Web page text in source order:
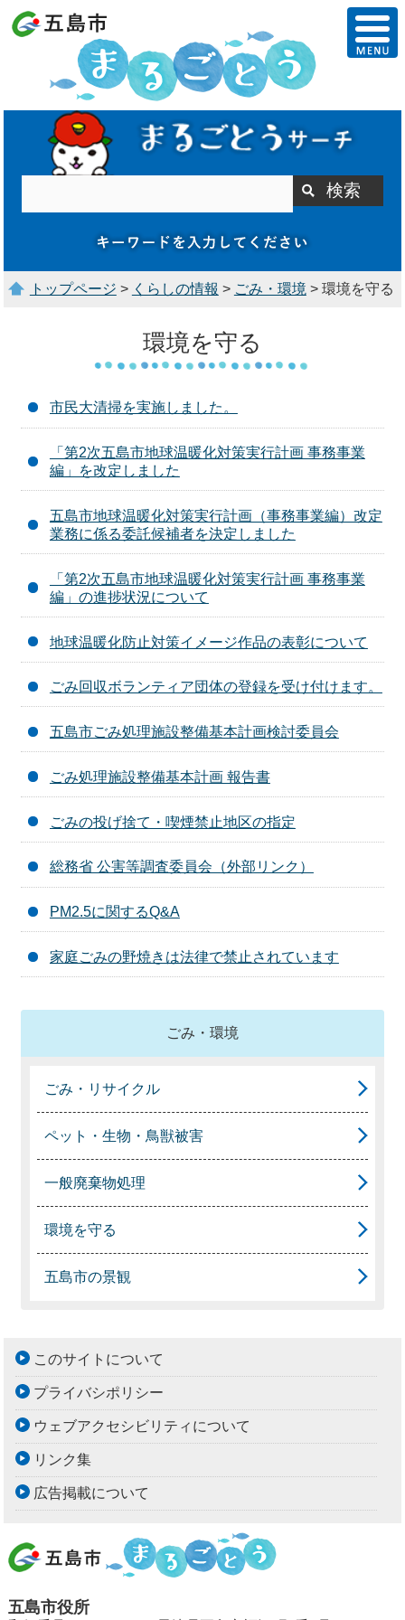
トップページ > くらしの情報 > ごみ・環境 > 環境を守る
環境を守る
市民大清掃を実施しました。
「第2次五島市地球温暖化対策実行計画 事務事業
編」を改定しました
五島市地球温暖化対策実行計画（事務事業編）改定
業務に係る委託候補者を決定しました
「第2次五島市地球温暖化対策実行計画 事務事業
編」の進捗状況について
地球温暖化防止対策イメージ作品の表彰について
ごみ回収ボランティア団体の登録を受け付けます。
五島市ごみ処理施設整備基本計画検討委員会
ごみ処理施設整備基本計画 報告書
ごみの投げ捨て・喫煙禁止地区の指定
総務省 公害等調査委員会（外部リンク）
PM2.5に関するQ&A
家庭ごみの野焼きは法律で禁止されています
ごみ・環境
ごみ・リサイクル
ペット・生物・鳥獣被害
一般廃棄物処理
環境を守る
五島市の景観
このサイトについて
プライバシポリシー
ウェブアクセシビリティについて
リンク集
広告掲載について
五島市役所